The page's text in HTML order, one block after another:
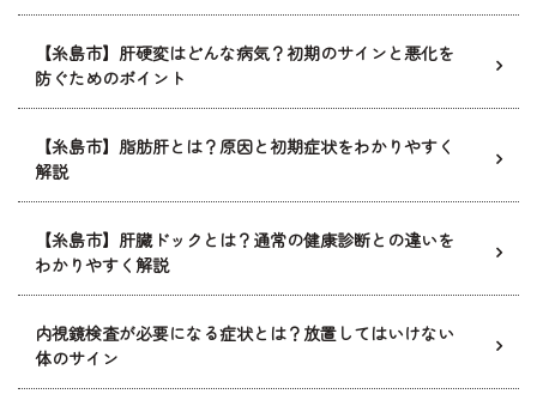
【糸島市】肝硬変はどんな病気？初期のサインと悪化を
防ぐためのポイント
【糸島市】脂肪肝とは？原因と初期症状をわかりやすく
解説
【糸島市】肝臓ドックとは？通常の健康診断との違いを
わかりやすく解説
内視鏡検査が必要になる症状とは？放置してはいけない
体のサイン